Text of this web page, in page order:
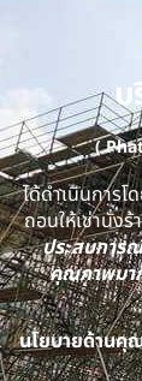
(
ได้ดำเนินการ
ถอนให้เช่านั่ง
ประสบการ
คุณภาพมา
นโยบายด้าน